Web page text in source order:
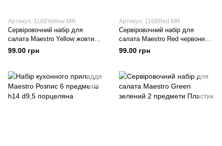
Артикул: 1168Yellow MR
Сервіровочний набір для
салата Maestro Yellow жовтий 2
предмети Пластик
99.00 грн
Артикул: 1168Red MR
Сервіровочний набір для
салата Maestro Red червоний 2
предмети Пластик
99.00 грн